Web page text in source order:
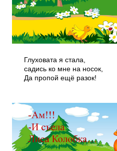
Глуховата я стала,
садись ко мне на носок,
Да пропой ещё разок!